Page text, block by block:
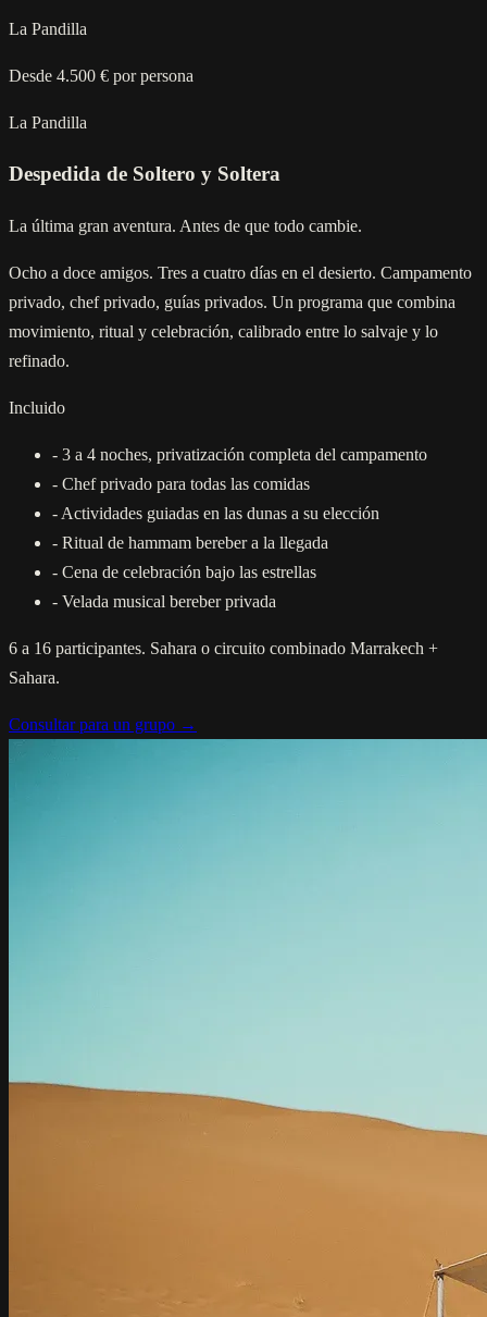
La Pandilla
Desde 4.500 € por persona
La Pandilla
Despedida de Soltero y Soltera
La última gran aventura. Antes de que todo cambie.
Ocho a doce amigos. Tres a cuatro días en el desierto. Campamento
privado, chef privado, guías privados. Un programa que combina
movimiento, ritual y celebración, calibrado entre lo salvaje y lo
refinado.
Incluido
- 3 a 4 noches, privatización completa del campamento
- Chef privado para todas las comidas
- Actividades guiadas en las dunas a su elección
- Ritual de hammam bereber a la llegada
- Cena de celebración bajo las estrellas
- Velada musical bereber privada
6 a 16 participantes. Sahara o circuito combinado Marrakech +
Sahara.
Consultar para un grupo →